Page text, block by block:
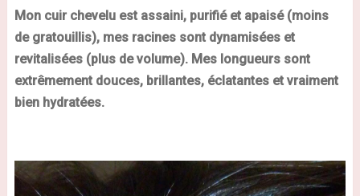
Mon cuir chevelu est assaini, purifié et apaisé (moins
de gratouillis), mes racines sont dynamisées et
revitalisées (plus de volume). Mes longueurs sont
extrêmement douces, brillantes, éclatantes et vraiment
bien hydratées.